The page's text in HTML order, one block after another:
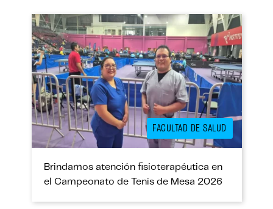
FACULTAD DE SALUD
Brindamos atención fisioterapéutica en
el Campeonato de Tenis de Mesa 2026